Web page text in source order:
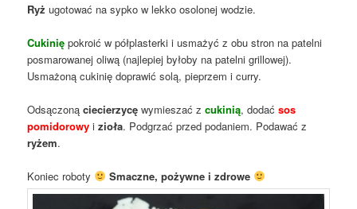
Ryż ugotować na sypko w lekko osolonej wodzie.
Cukinię pokroić w półplasterki i usmażyć z obu stron na patelni
posmarowanej oliwą (najlepiej byłoby na patelni grillowej).
Usmażoną cukinię doprawić solą, pieprzem i curry.
Odsączoną ciecierzycę wymieszać zcukinią, dodać sos
pomidorowy i zioła. Podgrzać przed podaniem. Podawać z
ryżem.
Koniec roboty Smaczne, pożywne i zdrowe